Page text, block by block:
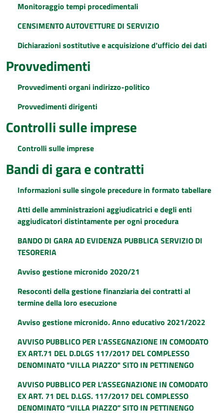
Monitoraggio tempi procedimentali
CENSIMENTO AUTOVETTURE DI SERVIZIO
Dichiarazioni sostitutive e acquisizione d'ufficio dei dati
Provvedimenti
Provvedimenti organi indirizzo-politico
Provvedimenti dirigenti
Controlli sulle imprese
Controlli sulle imprese
Bandi di gara e contratti
Informazioni sulle singole precedure in formato tabellare
Atti delle amministrazioni aggiudicatrici e degli enti
aggiudicatori distintamente per ogni procedura
BANDO DI GARA AD EVIDENZA PUBBLICA SERVIZIO DI
TESORERIA
Avviso gestione micronido 2020/21
Resoconti della gestione finanziaria dei contratti al
termine della loro esecuzione
Avviso gestione micronido. Anno educativo 2021/2022
AVVISO PUBBLICO PER L'ASSEGNAZIONE IN COMODATO
EX ART.71 DEL D.DLGS 117/2017 DEL COMPLESSO
DENOMINATO "VILLA PIAZZO" SITO IN PETTINENGO
AVVISO PUBBLICO PER L’ASSEGNAZIONE IN COMODATO
EX ART. 71 DEL D.LGS. 117/2017 DEL COMPLESSO
DENOMINATO “VILLA PIAZZO” SITO IN PETTINENGO